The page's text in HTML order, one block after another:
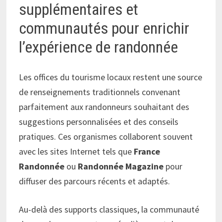
supplémentaires et
communautés pour enrichir
l’expérience de randonnée
Les offices du tourisme locaux restent une source
de renseignements traditionnels convenant
parfaitement aux randonneurs souhaitant des
suggestions personnalisées et des conseils
pratiques. Ces organismes collaborent souvent
avec les sites Internet tels que France
Randonnée ou Randonnée Magazine pour
diffuser des parcours récents et adaptés.
Au-delà des supports classiques, la communauté